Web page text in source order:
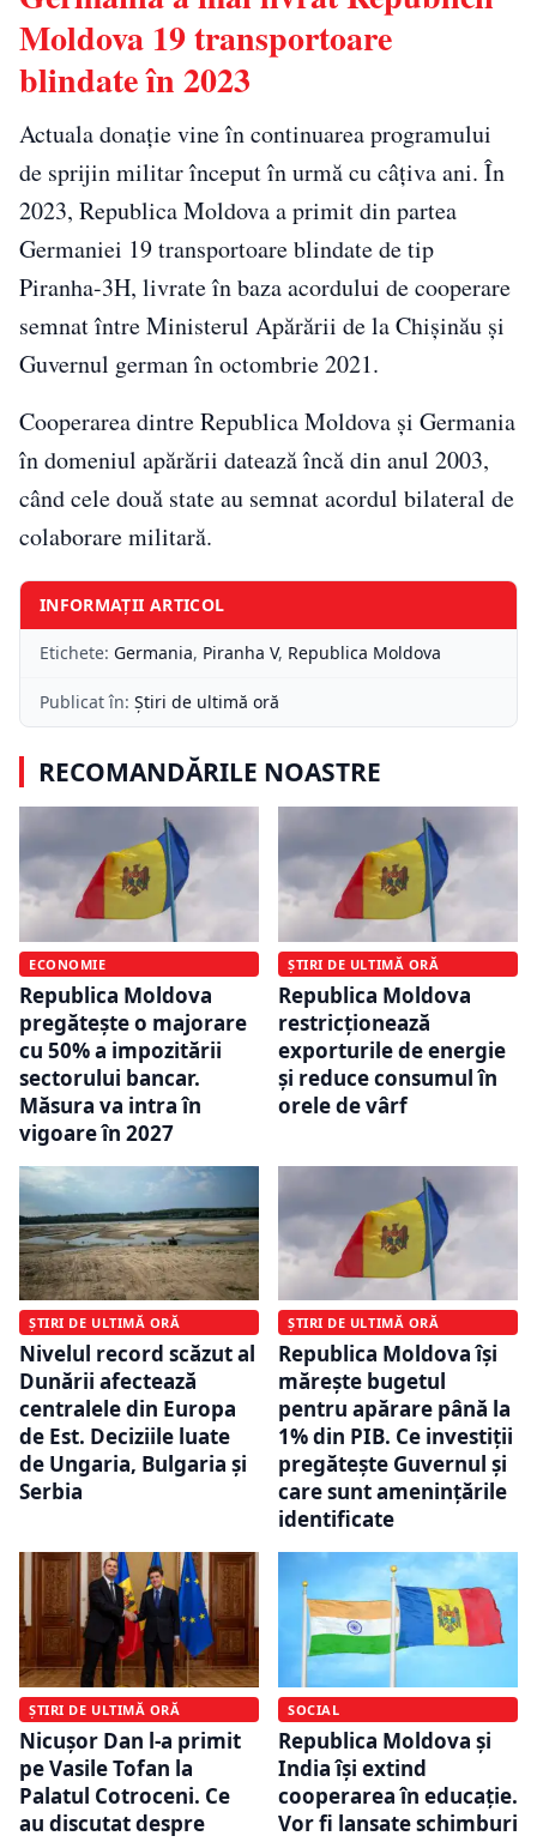
Moldova 19 transportoare
blindate în 2023
Actuala donație vine în continuarea programului
de sprijin militar început în urmă cu câțiva ani. În
2023, Republica Moldova a primit din partea
Germaniei 19 transportoare blindate de tip
Piranha-3H, livrate în baza acordului de cooperare
semnat între Ministerul Apărării de la Chișinău și
Guvernul german în octombrie 2021.
Cooperarea dintre Republica Moldova și Germania
în domeniul apărării datează încă din anul 2003,
când cele două state au semnat acordul bilateral de
colaborare militară.
INFORMAȚII ARTICOL
Etichete: Germania, Piranha V, Republica Moldova
Publicat în: Știri de ultimă oră
RECOMANDĂRILE NOASTRE
ECONOMIE
Republica Moldova
pregătește o majorare
cu 50% a impozitării
sectorului bancar.
Măsura va intra în
vigoare în 2027
ȘTIRI DE ULTIMĂ ORĂ
Republica Moldova
restricționează
exporturile de energie
și reduce consumul în
orele de vârf
ȘTIRI DE ULTIMĂ ORĂ
Nivelul record scăzut al
Dunării afectează
centralele din Europa
de Est. Deciziile luate
de Ungaria, Bulgaria și
Serbia
ȘTIRI DE ULTIMĂ ORĂ
Republica Moldova își
mărește bugetul
pentru apărare până la
1% din PIB. Ce investiții
pregătește Guvernul și
care sunt amenințările
identificate
ȘTIRI DE ULTIMĂ ORĂ
Nicușor Dan l-a primit
pe Vasile Tofan la
Palatul Cotroceni. Ce
au discutat despre
SOCIAL
Republica Moldova și
India își extind
cooperarea în educație.
Vor fi lansate schimburi